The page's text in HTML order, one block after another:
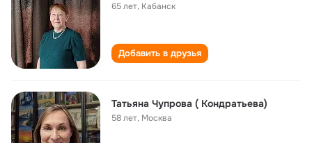
65 лет, Кабанск
Добавить в друзья
Татьяна Чупрова ( Кондратьева)
58 лет, Москва